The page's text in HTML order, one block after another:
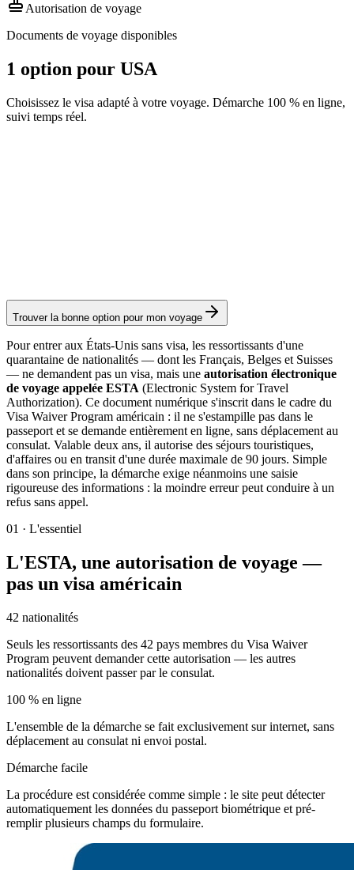
Autorisation de voyage
Documents de voyage disponibles
1 option pour USA
Choisissez le visa adapté à votre voyage. Démarche 100 % en ligne,
suivi temps réel.
Trouver la bonne option pour mon voyage
Pour entrer aux États-Unis sans visa, les ressortissants d'une
quarantaine de nationalités — dont les Français, Belges et Suisses
— ne demandent pas un visa, mais une autorisation électronique
de voyage appelée ESTA (Electronic System for Travel
Authorization). Ce document numérique s'inscrit dans le cadre du
Visa Waiver Program américain : il ne s'estampille pas dans le
passeport et se demande entièrement en ligne, sans déplacement au
consulat. Valable deux ans, il autorise des séjours touristiques,
d'affaires ou en transit d'une durée maximale de 90 jours. Simple
dans son principe, la démarche exige néanmoins une saisie
rigoureuse des informations : la moindre erreur peut conduire à un
refus sans appel.
01 · L'essentiel
L'ESTA, une autorisation de voyage —
pas un visa américain
42 nationalités
Seuls les ressortissants des 42 pays membres du Visa Waiver
Program peuvent demander cette autorisation — les autres
nationalités doivent passer par le consulat.
100 % en ligne
L'ensemble de la démarche se fait exclusivement sur internet, sans
déplacement au consulat ni envoi postal.
Démarche facile
La procédure est considérée comme simple : le site peut détecter
automatiquement les données du passeport biométrique et pré-
remplir plusieurs champs du formulaire.